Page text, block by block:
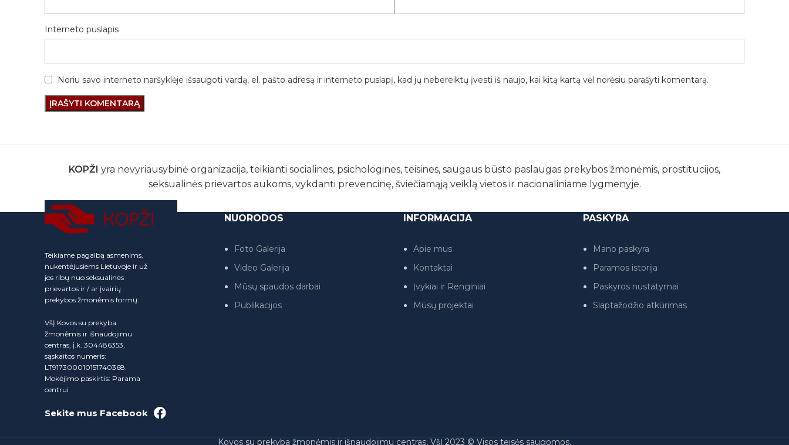
Interneto puslapis
Noriu savo interneto naršyklėje išsaugoti vardą, el. pašto adresą ir interneto puslapį, kad jų nebereiktų įvesti iš naujo, kai kitą kartą vėl norėsiu parašyti komentarą.
KOPŽI yra nevyriausybinė organizacija, teikianti socialines, psichologines, teisines, saugaus būsto paslaugas prekybos žmonėmis, prostitucijos,
seksualinės prievartos aukoms, vykdanti prevencinę, šviečiamąją veiklą vietos ir nacionaliniame lygmenyje.
Teikiame pagalbą asmenims,
nukentėjusiems Lietuvoje ir už
jos ribų nuo seksualinės
prievartos ir / ar įvairių
prekybos žmonėmis formų.
VšĮ Kovos su prekyba
žmonėmis ir išnaudojimu
centras, į.k. 304486353,
sąskaitos numeris:
LT917300010151740368.
Mokėjimo paskirtis: Parama
centrui
Sekite mus Facebook
NUORODOS
Foto Galerija
Video Galerija
Mūsų spaudos darbai
Publikacijos
INFORMACIJA
Apie mus
Kontaktai
Įvykiai ir Renginiai
Mūsų projektai
PASKYRA
Mano paskyra
Paramos istorija
Paskyros nustatymai
Slaptažodžio atkūrimas
Kovos su prekyba žmonėmis ir išnaudojimu centras, VšĮ 2023 © Visos teisės saugomos.